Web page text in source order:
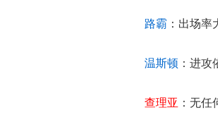
路霸 ：出场率
温斯顿 ：进攻
查理亚 ：无任